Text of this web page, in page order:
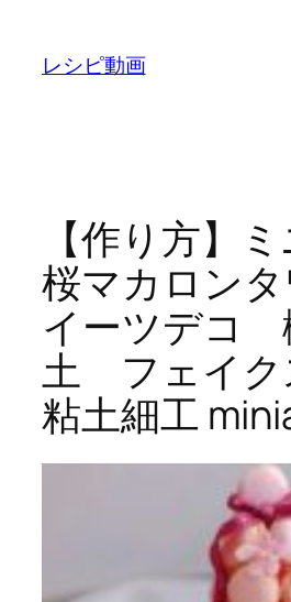
レシピ動画
【作り方】
桜マカロン
イーツデコ
土 フェイク
粘土細工